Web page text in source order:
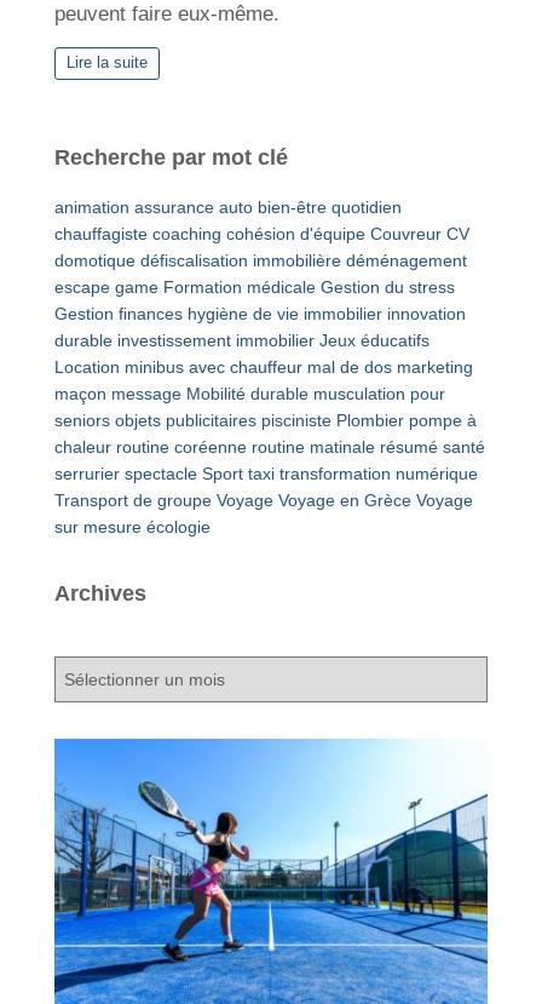
peuvent faire eux-même.
Lire la suite
Recherche par mot clé
animation assurance auto bien-être quotidien
chauffagiste coaching cohésion d'équipe Couvreur CV
domotique défiscalisation immobilière déménagement
escape game Formation médicale Gestion du stress
Gestion finances hygiène de vie immobilier innovation
durable investissement immobilier Jeux éducatifs
Location minibus avec chauffeur mal de dos marketing
maçon message Mobilité durable musculation pour
seniors objets publicitaires pisciniste Plombier pompe à
chaleur routine coréenne routine matinale résumé santé
serrurier spectacle Sport taxi transformation numérique
Transport de groupe Voyage Voyage en Grèce Voyage
sur mesure écologie
Archives
A
c
e
s